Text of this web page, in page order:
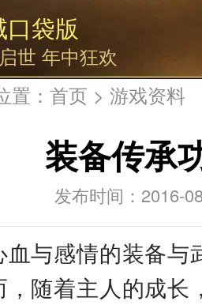
口袋版
世 年中狂欢
置： 首页 > 游戏资料
装备传承
2016-
与感情的装备与
随着主人的成长